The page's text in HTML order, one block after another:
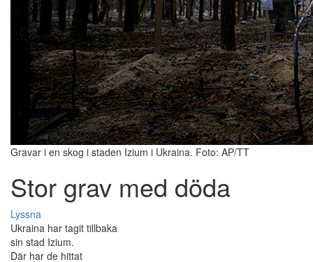
Gravar i en skog i staden Izium i Ukraina. Foto: AP/TT
Stor grav med döda
Lyssna
Ukraina har tagit tillbaka
sin stad Izium.
Där har de hittat